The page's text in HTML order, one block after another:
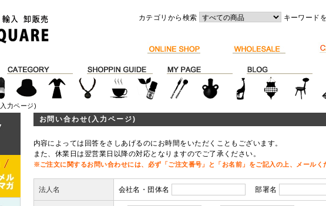
カテゴリから検索 キーワード
力ページ)
お問い合わせ(入力ページ)
内容によっては回答をさしあげるのにお時間をいただくこともございます。
また、休業日は翌営業日以降の対応となりますのでご了承ください。
※ご注文に関するお問い合わせには、必ず「ご注文番号」と「お名前」をご記入の上、メール
法人名 会社名・団体名 部署名